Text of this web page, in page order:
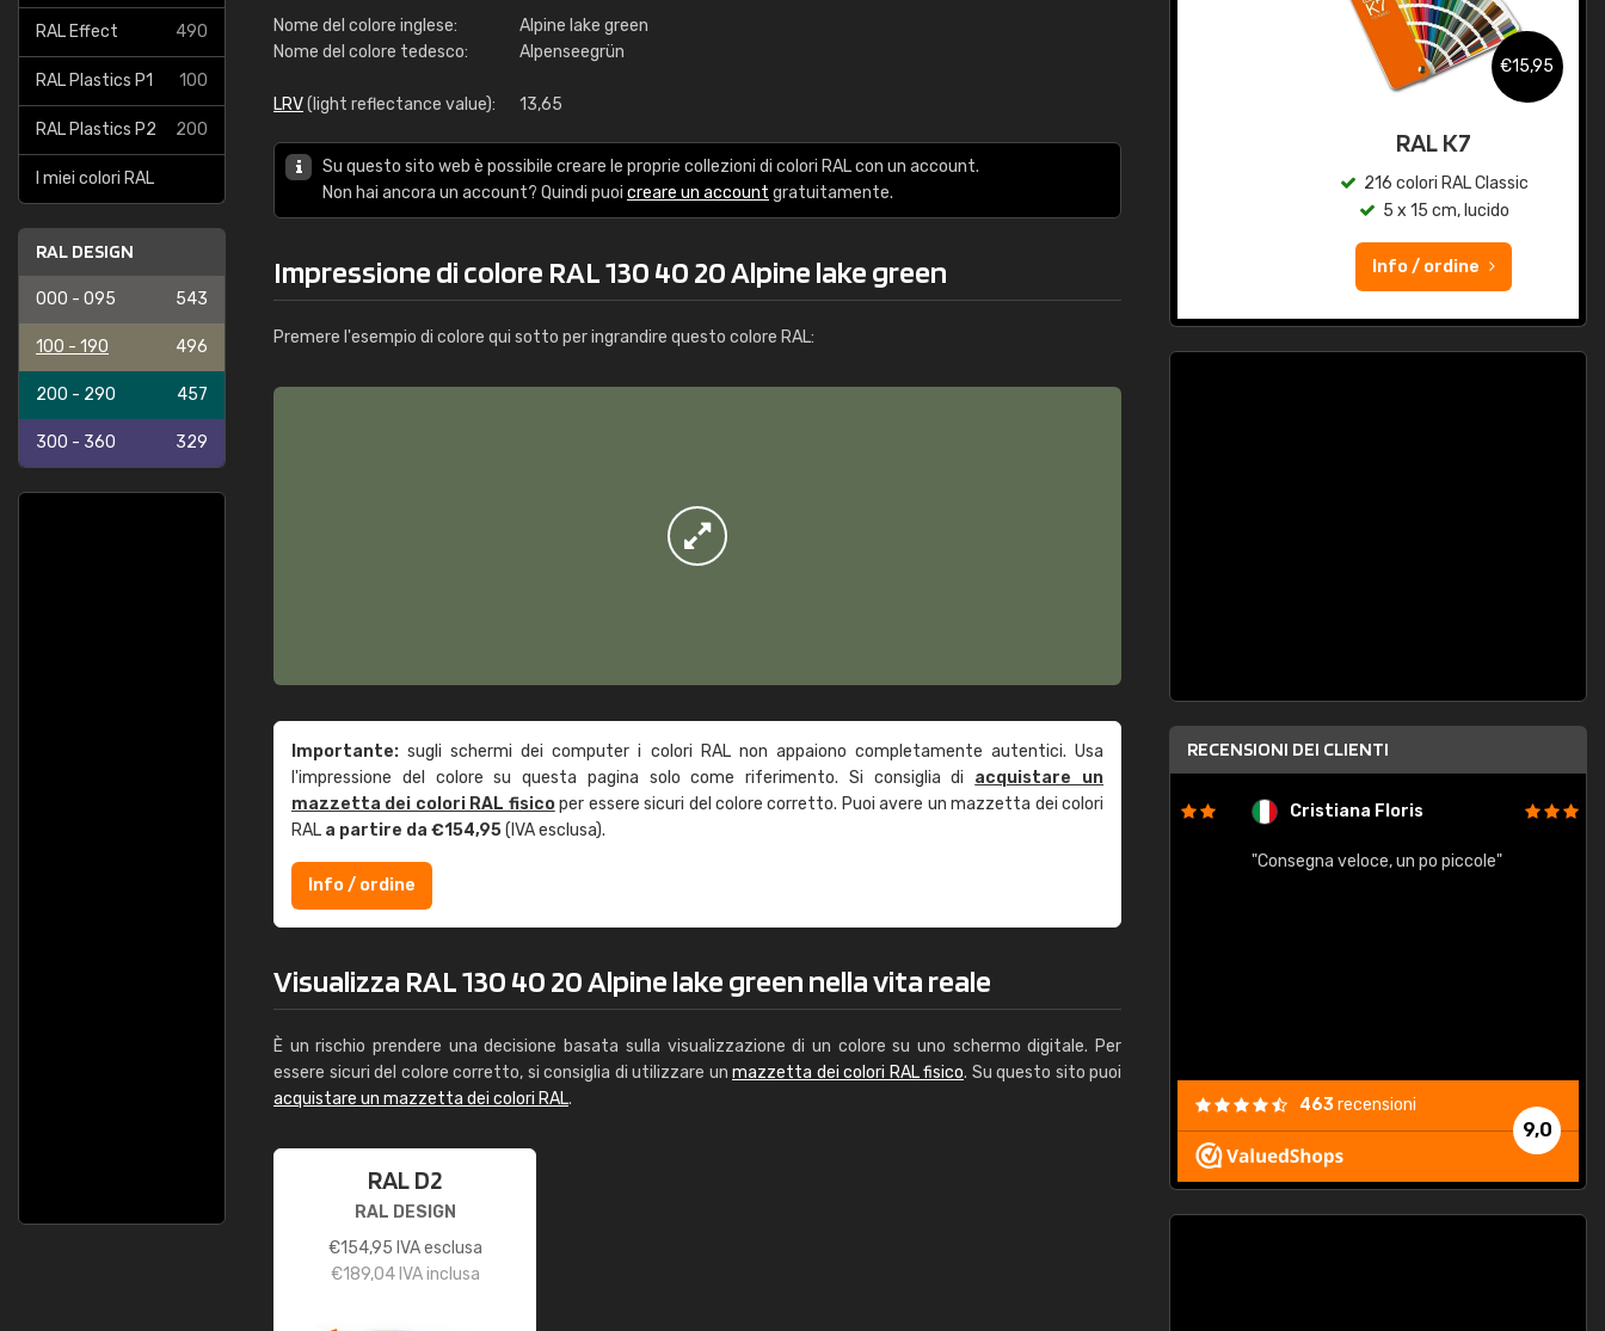
RAL Effect 490
RAL Plastics P1 100
RAL Plastics P2 200
I miei colori RAL
RAL DESIGN
000 - 095 543
100 - 190 496
200 - 290 457
300 - 360 329
Nome del colore inglese:
Alpine lake green
Nome del colore tedesco:
Alpenseegrün
LRV(light reflectance value): 13,65
Su questo sito web è possibile creare le proprie collezioni di colori RAL con un account.
Non hai ancora un account? Quindi puoi creare un account gratuitamente.
Impressione di colore RAL 130 40 20 Alpine lake green
Premere l'esempio di colore qui sotto per ingrandire questo colore RAL:
Importante: sugli schermi dei computer i colori RAL non appaiono completamente autentici. Usa
l'impressione del colore su questa pagina solo come riferimento. Si consiglia di acquistare un
mazzetta dei colori RAL fisicoper essere sicuri del colore corretto. Puoi avere un mazzetta dei colori
RAL a partire da €154,95(IVA esclusa).
Info / ordine
Visualizza RAL 130 40 20 Alpine lake green nella vita reale
È un rischio prendere una decisione basata sulla visualizzazione di un colore su uno schermo digitale. Per
essere sicuri del colore corretto, si consiglia di utilizzare un mazzetta dei colori RAL fisico. Su questo sito puoi
acquistare un mazzetta dei colori RAL.
RAL D2
RAL DESIGN
€154,95 IVA esclusa
€189,04IVA inclusa
RAL K7 a base d'acqua
Info / ordine
€15,95
RAL K7
216 colori RAL Classic
5 x 15 cm, lucido
Info / ordine
RECENSIONI DEI CLIENTI
Caterina Maifredi Cristiana Floris
"Consegna veloce, un po piccole"
9,0
463recensioni